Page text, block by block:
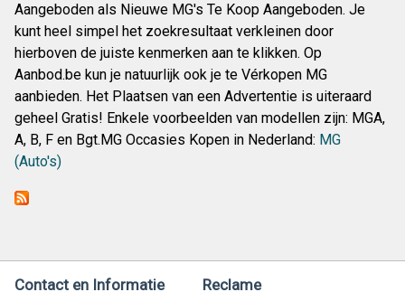
Aangeboden als Nieuwe MG's Te Koop Aangeboden. Je
kunt heel simpel het zoekresultaat verkleinen door
hierboven de juiste kenmerken aan te klikken. Op
Aanbod.be kun je natuurlijk ook je te Vérkopen MG
aanbieden. Het Plaatsen van een Advertentie is uiteraard
geheel Gratis! Enkele voorbeelden van modellen zijn: MGA,
A, B, F en Bgt.MG Occasies Kopen in Nederland: MG
(Auto's)
Contact en Informatie Reclame